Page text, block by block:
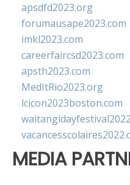
apsdfd2023.org
forumausape2023.com
imkl2023.com
careerfaircsd2023.com
apsth2023.com
MedItRio2023.org
lcicon2023boston.com
MEDIA